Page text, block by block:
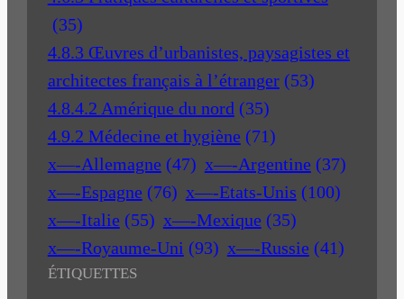
(35)
4.8.3 Œuvres d’urbanistes, paysagistes et
architectes français à l’étranger (53)
4.8.4.2 Amérique du nord (35)
4.9.2 Médecine et hygiène (71)
x—-Allemagne (47) x—-Argentine (37)
x—-Espagne (76) x—-Etats-Unis (100)
x—-Italie (55) x—-Mexique (35)
x—-Royaume-Uni (93) x—-Russie (41)
ÉTIQUETTES